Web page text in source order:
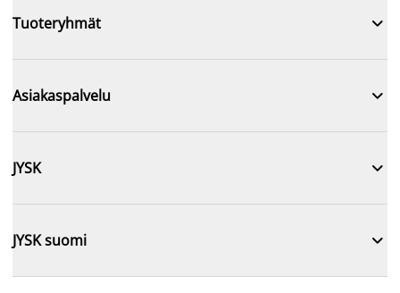
Tuoteryhmät 
Asiakaspalvelu 
JYSK 
JYSK suomi 